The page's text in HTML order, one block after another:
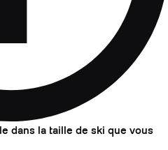
dans la taille de ski que vous